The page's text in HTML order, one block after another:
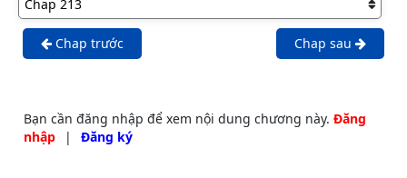
Chap trước Chap sau
Bạn cần đăng nhập để xem nội dung chương này. Đăng
nhập
| Đăng ký